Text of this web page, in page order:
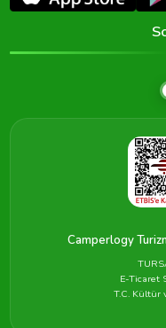
Camperlogy
E-Ticaret
T.C. Kültür